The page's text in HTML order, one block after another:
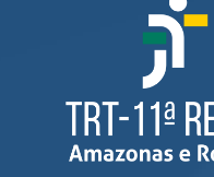
O que é Ouvidoria?
Carta de Serviços à
Ouvidoria no CSJT
Dúvidas